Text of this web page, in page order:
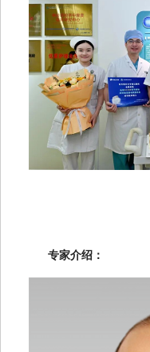
专家介绍：